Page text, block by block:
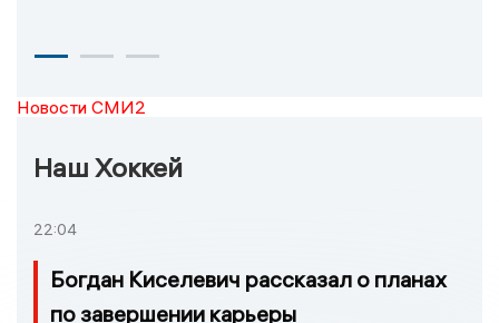
Новости СМИ2
Наш Хоккей
22:04
Богдан Киселевич рассказал о планах
по завершении карьеры